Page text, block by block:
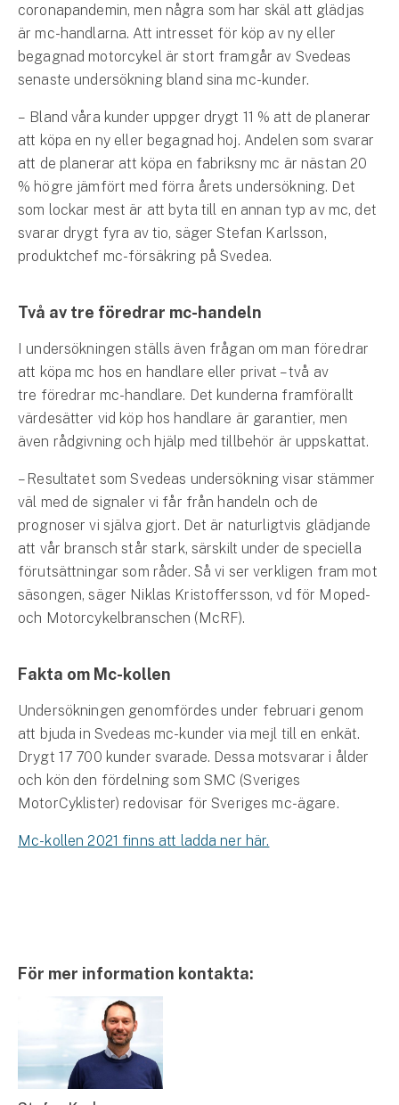
Jakthundsförsäkring
Kattförsäkring
Djurförsäkring
Hem & hus
Hemförsäkring
Villaförsäkring
Hyresrättsförsäkring
Fritidshusförsäkring
Företag
Bilförsäkring för företag
Släpvagnsförsäkring
För förmedlare
Gruppförsäkringar
Kommunolycksfall
Försäkring via förmedlare
Se alla försäkringar
coronapandemin, men några som har skäl att glädjas
är mc-handlarna. Att intresset för köp av ny eller
begagnad motorcykel är stort framgår av Svedeas
senaste undersökning bland sina mc-kunder.
– Bland våra kunder uppger drygt 11 % att de planerar
att köpa en ny eller begagnad hoj. Andelen som svarar
att de planerar att köpa en fabriksny mc är nästan 20
% högre jämfört med förra årets undersökning. Det
som lockar mest är att byta till en annan typ av mc, det
svarar drygt fyra av tio, säger Stefan Karlsson,
produktchef mc-försäkring på Svedea.
Två av tre föredrar mc-handeln
I undersökningen ställs även frågan om man föredrar
att köpa mc hos en handlare eller privat – två av
tre föredrar mc-handlare. Det kunderna framförallt
värdesätter vid köp hos handlare är garantier, men
även rådgivning och hjälp med tillbehör är uppskattat.
– Resultatet som Svedeas undersökning visar stämmer
väl med de signaler vi får från handeln och de
prognoser vi själva gjort. Det är naturligtvis glädjande
att vår bransch står stark, särskilt under de speciella
förutsättningar som råder. Så vi ser verkligen fram mot
säsongen, säger Niklas Kristoffersson, vd för Moped-
och Motorcykelbranschen (McRF).
Fakta om Mc-kollen
Undersökningen genomfördes under februari genom
att bjuda in Svedeas mc-kunder via mejl till en enkät.
Drygt 17 700 kunder svarade. Dessa motsvarar i ålder
och kön den fördelning som SMC (Sveriges
MotorCyklister) redovisar för Sveriges mc-ägare.
Mc-kollen 2021 finns att ladda ner här.
För mer information kontakta: